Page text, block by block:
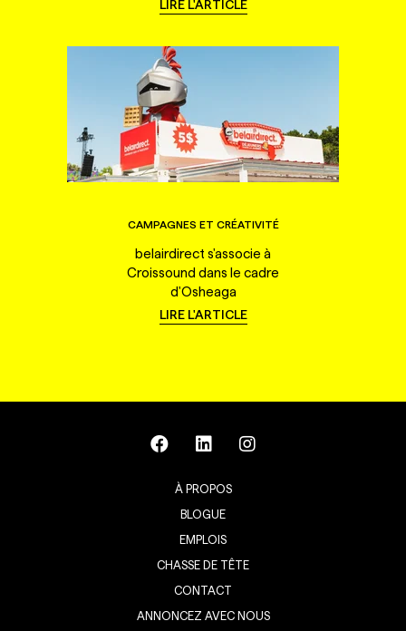
LIRE L'ARTICLE
CAMPAGNES ET CRÉATIVITÉ
belairdirect s'associe à
Croissound dans le cadre
d'Osheaga
LIRE L'ARTICLE
À PROPOS
BLOGUE
EMPLOIS
CHASSE DE TÊTE
CONTACT
ANNONCEZ AVEC NOUS